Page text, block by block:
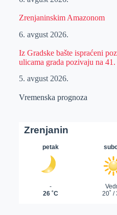
Zrenjaninskim Amazonom
6. avgust 2026.
Iz Gradske bašte ispraćeni
ulicama grada pozivaju na
5. avgust 2026.
Vremenska prognoza